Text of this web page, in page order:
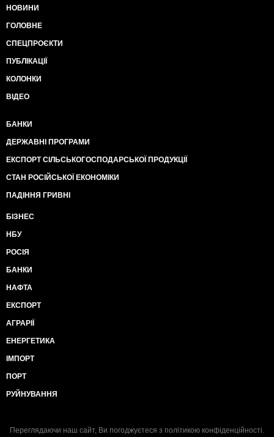
НОВИНИ
ГОЛОВНЕ
СПЕЦПРОЄКТИ
ПУБЛІКАЦІЇ
КОЛОНКИ
ВІДЕО
БАНКИ
ДЕРЖАВНІ ПРОГРАМИ
ЕКСПОРТ СІЛЬСЬКОГОСПОДАРСЬКОЇ ПРОДУКЦІЇ
СТАН РОСІЙСЬКОЇ ЕКОНОМІКИ
ПАДІННЯ ГРИВНІ
БІЗНЕС
НБУ
РОСІЯ
БАНКИ
НАФТА
ЕКСПОРТ
АГРАРІЇ
ЕНЕРГЕТИКА
ІМПОРТ
ПОРТ
РУЙНУВАННЯ
Переглядаючи наш сайт, Ви погоджуєтеся з політикою конфіденційності.